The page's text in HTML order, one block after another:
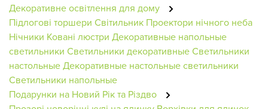
Декоративне освітлення для дому
Підлогові торшери Світильник Проектори нічного неба
Нічники Ковані люстри Декоративные напольные
светильники Светильники декоративныеСветильники
настольныеДекоративные настольные светильники
Светильники напольные
Подарунки на Новий Рік та Різдво